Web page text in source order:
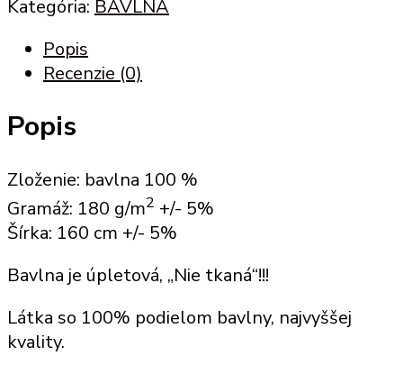
180)
modrá
33)
Kategória: BAVLNA
Popis
Recenzie (0)
Popis
Zloženie: bavlna 100 %
Gramáž: 180 g/m2 +/- 5%
Šírka: 160 cm +/- 5%
Bavlna je úpletová, „Nie tkaná“!!!
Látka so 100% podielom bavlny, najvyššej
kvality.